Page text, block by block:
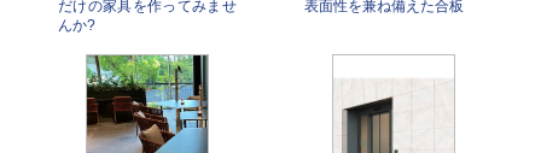
だけの家具を作ってみませ
んか?
表面性を兼ね備えた合板